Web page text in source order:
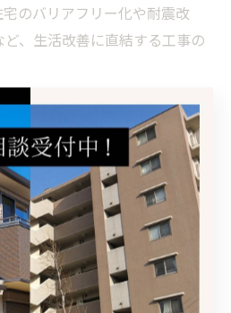
のバリアフリー化や耐震改
、生活改善に直結する工事の
めの書類作成代行や、申請時の
や写真の取り方など、細かな手
ます。実際に「自分で申請しよ
諦めかけた」というお客様から
て無事に補助金が受けられ
います。
るため、最新の動向を踏まえ
株式会社H＆Kホーミーズで